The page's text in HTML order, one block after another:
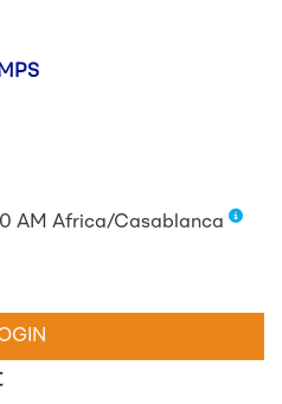
AM Africa/Casablanca